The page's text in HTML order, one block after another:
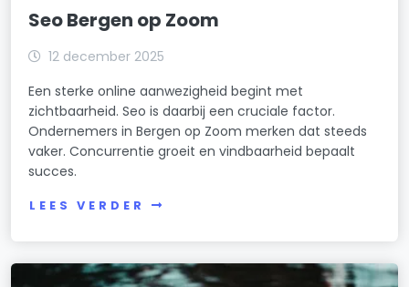
Seo Bergen op Zoom
12 december 2025
Een sterke online aanwezigheid begint met
zichtbaarheid. Seo is daarbij een cruciale factor.
Ondernemers in Bergen op Zoom merken dat steeds
vaker. Concurrentie groeit en vindbaarheid bepaalt
succes.
LEES VERDER